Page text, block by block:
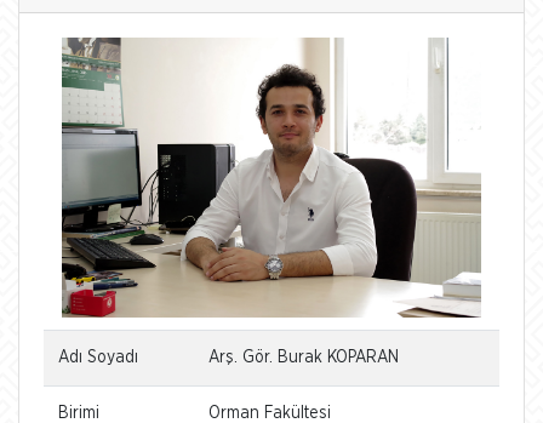
Adı Soyadı Arş. Gör. Burak KOPARAN
Birimi Orman Fakültesi